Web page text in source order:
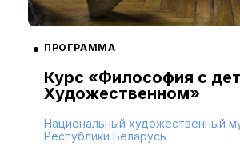
ПРОГРАММА
Курс «Философия с
Художественном»
Национальный художественный
Республики Беларусь